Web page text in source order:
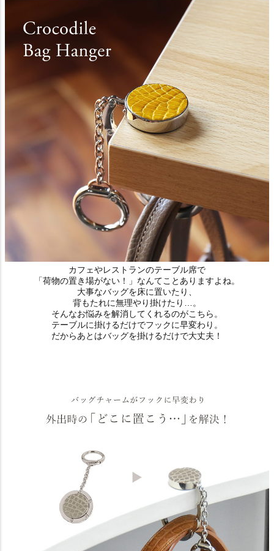
カフェやレストランのテーブル席で
「荷物の置き場がない！」なんてことありますよね。
大事なバッグを床に置いたり、
背もたれに無理やり掛けたり…。
そんなお悩みを解消してくれるのがこちら。
テーブルに掛けるだけでフックに早変わり。
だからあとはバッグを掛けるだけで大丈夫！